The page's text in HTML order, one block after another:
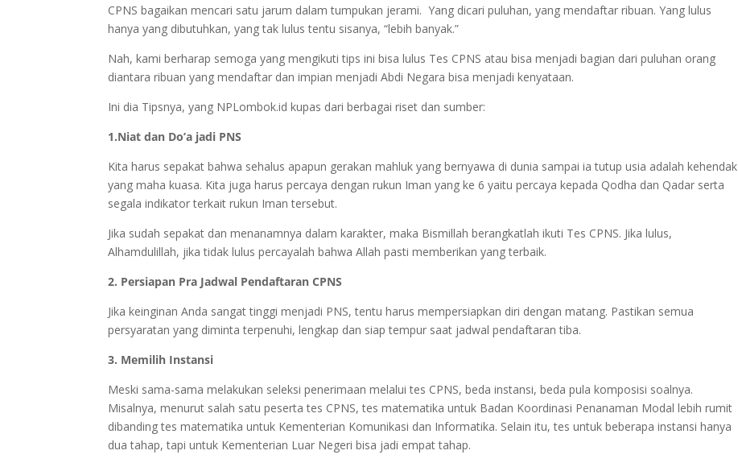
CPNS bagaikan mencari satu jarum dalam tumpukan jerami. Yang dicari puluhan, yang mendaftar ribuan. Yang lulus
hanya yang dibutuhkan, yang tak lulus tentu sisanya, “lebih banyak.”
Nah, kami berharap semoga yang mengikuti tips ini bisa lulus Tes CPNS atau bisa menjadi bagian dari puluhan orang
diantara ribuan yang mendaftar dan impian menjadi Abdi Negara bisa menjadi kenyataan.
Ini dia Tipsnya, yang NPLombok.id kupas dari berbagai riset dan sumber:
1.Niat dan Do’a jadi PNS
Kita harus sepakat bahwa sehalus apapun gerakan mahluk yang bernyawa di dunia sampai ia tutup usia adalah kehendak
yang maha kuasa. Kita juga harus percaya dengan rukun Iman yang ke 6 yaitu percaya kepada Qodha dan Qadar serta
segala indikator terkait rukun Iman tersebut.
Jika sudah sepakat dan menanamnya dalam karakter, maka Bismillah berangkatlah ikuti Tes CPNS. Jika lulus,
Alhamdulillah, jika tidak lulus percayalah bahwa Allah pasti memberikan yang terbaik.
2. Persiapan Pra Jadwal Pendaftaran CPNS
Jika keinginan Anda sangat tinggi menjadi PNS, tentu harus mempersiapkan diri dengan matang. Pastikan semua
persyaratan yang diminta terpenuhi, lengkap dan siap tempur saat jadwal pendaftaran tiba.
3. Memilih Instansi
Meski sama-sama melakukan seleksi penerimaan melalui tes CPNS, beda instansi, beda pula komposisi soalnya.
Misalnya, menurut salah satu peserta tes CPNS, tes matematika untuk Badan Koordinasi Penanaman Modal lebih rumit
dibanding tes matematika untuk Kementerian Komunikasi dan Informatika. Selain itu, tes untuk beberapa instansi hanya
dua tahap, tapi untuk Kementerian Luar Negeri bisa jadi empat tahap.